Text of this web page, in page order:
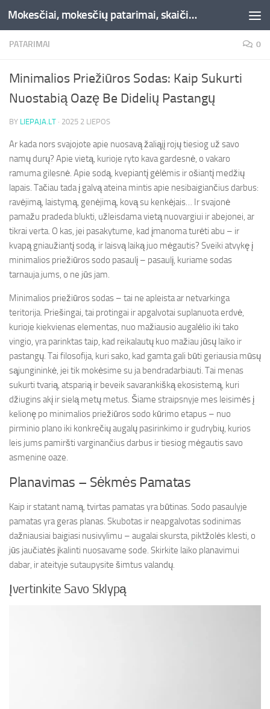
Skip to content Mokesčiai, mokesčių patarimai, skaičiuoklės, straipsniai -Liepaja.lt
PATARIMAI 0
Minimalios Priežiūros Sodas: Kaip Sukurti
Nuostabią Oazę Be Didelių Pastangų
BY LIEPAJA.LT · 2025 2 LIEPOS
Ar kada nors svajojote apie nuosavą žaliąjį rojų tiesiog už savo
namų durų? Apie vietą, kurioje ryto kava gardesnė, o vakaro
ramuma gilesnė. Apie sodą, kvepiantį gėlėmis ir ošiantį medžių
lapais. Tačiau tada į galvą ateina mintis apie nesibaigiančius darbus:
ravėjimą, laistymą, genėjimą, kovą su kenkėjais… Ir svajonė
pamažu pradeda blukti, užleisdama vietą nuovargiui ir abejonei, ar
tikrai verta. O kas, jei pasakytume, kad įmanoma turėti abu – ir
kvapą gniaužiantį sodą, ir laisvą laiką juo mėgautis? Sveiki atvykę į
minimalios priežiūros sodo pasaulį – pasaulį, kuriame sodas
tarnauja jums, o ne jūs jam.
Minimalios priežiūros sodas – tai ne apleista ar netvarkinga
teritorija. Priešingai, tai protingai ir apgalvotai suplanuota erdvė,
kurioje kiekvienas elementas, nuo mažiausio augalėlio iki tako
vingio, yra parinktas taip, kad reikalautų kuo mažiau jūsų laiko ir
pastangų. Tai filosofija, kuri sako, kad gamta gali būti geriausia mūsų
sąjungininkė, jei tik mokėsime su ja bendradarbiauti. Tai menas
sukurti tvarią, atsparią ir beveik savarankišką ekosistemą, kuri
džiugins akį ir sielą metų metus. Šiame straipsnyje mes leisimės į
kelionę po minimalios priežiūros sodo kūrimo etapus – nuo
pirminio plano iki konkrečių augalų pasirinkimo ir gudrybių, kurios
leis jums pamiršti varginančius darbus ir tiesiog mėgautis savo
asmenine oaze.
Planavimas – Sėkmės Pamatas
Kaip ir statant namą, tvirtas pamatas yra būtinas. Sodo pasaulyje
pamatas yra geras planas. Skubotas ir neapgalvotas sodinimas
dažniausiai baigiasi nusivylimu – augalai skursta, piktžolės klesti, o
jūs jaučiatės įkalinti nuosavame sode. Skirkite laiko planavimui
dabar, ir ateityje sutaupysite šimtus valandų.
Įvertinkite Savo Sklypą